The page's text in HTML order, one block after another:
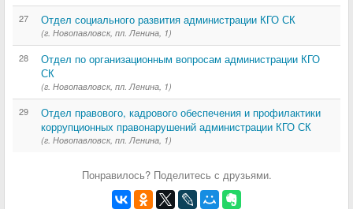
27 Отдел социального развития администрации КГО СК
(г. Новопавловск, пл. Ленина, 1)
28
Отдел по организационным вопросам администрации КГО
СК
(г. Новопавловск, пл. Ленина, 1)
29
Отдел правового, кадрового обеспечения и профилактики
коррупционных правонарушений администрации КГО СК
(г. Новопавловск, пл. Ленина, 1)
Понравилось? Поделитесь с друзьями.